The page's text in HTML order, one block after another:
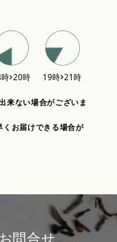
来ない場合がございま
くお届けできる場合が
問合せ